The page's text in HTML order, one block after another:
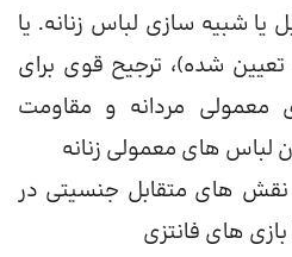
یا شبیه سازی لباس زنانه. یا
شده)، ترجیح قوی برای
معمولی مردانه و مقاومت
لباس های معمولی زنانه
نقش های متقابل جنسیتی در
های فانتزی